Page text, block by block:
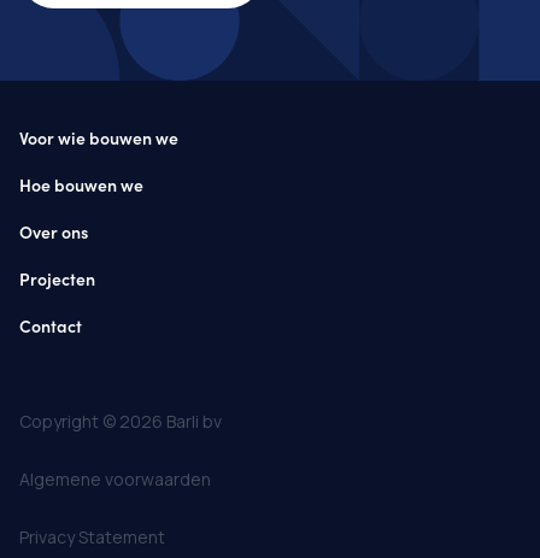
Voor wie bouwen we
Hoe bouwen we
Over ons
Projecten
Contact
Copyright © 2026 Barli bv
Algemene voorwaarden
Privacy Statement